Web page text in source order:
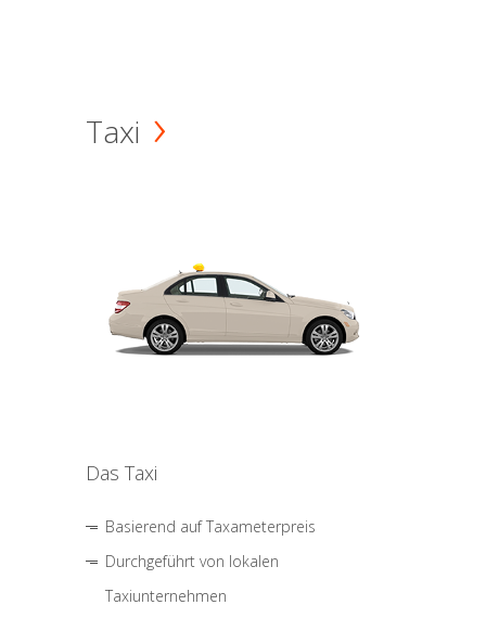
Taxi
Das Taxi
Basierend auf Taxameterpreis
Durchgeführt von lokalen
Taxiunternehmen